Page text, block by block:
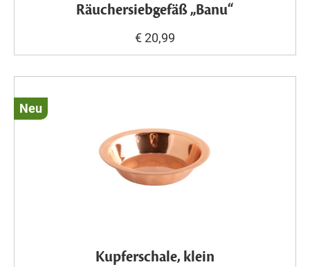
Räuchersiebgefäß „Banu“
€ 20,99
Neu
Kupferschale, klein